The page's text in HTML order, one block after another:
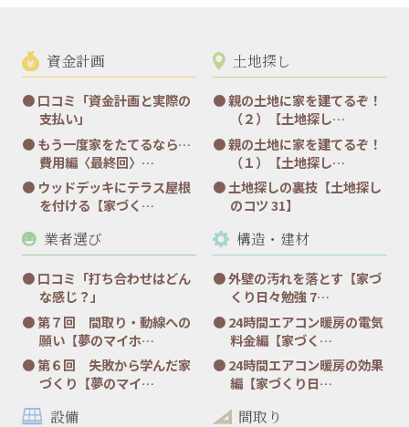
資金計画
口コミ「資金計画と実際の
支払い」
もう一度家をたてるなら…
費用編〈最終回〉…
ウッドデッキにテラス屋根
を付ける【家づく…
土地探し
親の土地に家を建てるぞ！
（２）【土地探し…
親の土地に家を建てるぞ！
（１）【土地探し…
土地探しの裏技【土地探し
のコツ 31】
業者選び
口コミ「打ち合わせはどん
な感じ？」
第７回 間取り・動線への
願い【夢のマイホ…
第６回 失敗から学んだ家
づくり【夢のマイ…
構造・建材
外壁の汚れを落とす【家づ
くり日々勉強 7…
24時間エアコン暖房の電気
料金編【家づく…
24時間エアコン暖房の効果
編【家づくり日…
設備 間取り